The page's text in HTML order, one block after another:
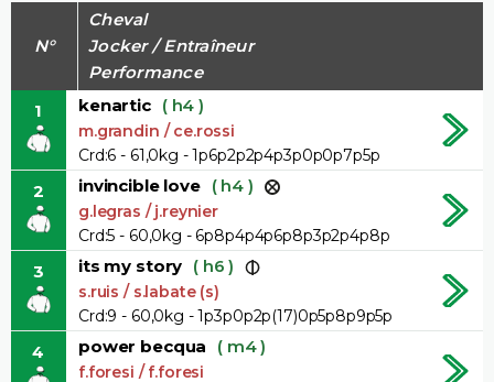
N°
Cheval
Jocker / Entraîneur
Performance
1
kenartic ( h4 )
m.grandin / ce.rossi
Crd:6 - 61,0kg - 1p6p2p2p4p3p0p0p7p5p
2 invincible love ( h4 )
g.legras / j.reynier
Crd:5 - 60,0kg - 6p8p4p4p6p8p3p2p4p8p
3 its my story ( h6 )
s.ruis / s.labate (s)
Crd:9 - 60,0kg - 1p3p0p2p(17)0p5p8p9p5p
4 power becqua ( m4 )
f.foresi / f.foresi